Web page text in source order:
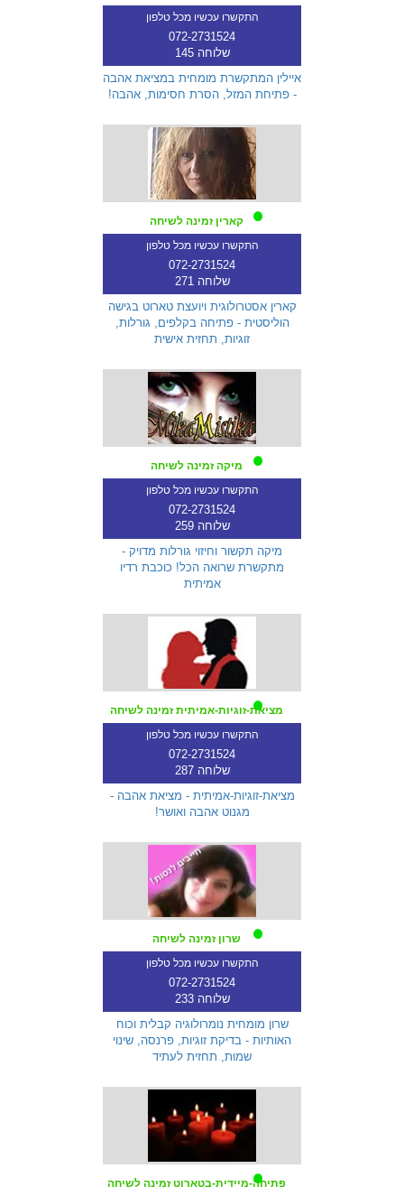
התקשרו עכשיו מכל טלפון
072-2731524
שלוחה 145
איילין המתקשרת מומחית במציאת אהבה
- פתיחת המזל, הסרת חסימות, אהבה!
קארין זמינה לשיחה
התקשרו עכשיו מכל טלפון
072-2731524
שלוחה 271
קארין אסטרולוגית ויועצת טארוט בגישה
הוליסטית - פתיחה בקלפים, גורלות,
זוגיות, תחזית אישית
מיקה זמינה לשיחה
התקשרו עכשיו מכל טלפון
072-2731524
שלוחה 259
מיקה תקשור וחיזוי גורלות מדויק -
מתקשרת שרואה הכל! כוכבת רדיו
אמיתית
מציאת-זוגיות-אמיתית זמינה לשיחה
התקשרו עכשיו מכל טלפון
072-2731524
שלוחה 287
מציאת-זוגיות-אמיתית - מציאת אהבה -
מגנוט אהבה ואושר!
שרון זמינה לשיחה
התקשרו עכשיו מכל טלפון
072-2731524
שלוחה 233
שרון מומחית נומרולוגיה קבלית וכוח
האותיות - בדיקת זוגיות, פרנסה, שינוי
שמות, תחזית לעתיד
פתיחה-מיידית-בטארוט זמינה לשיחה